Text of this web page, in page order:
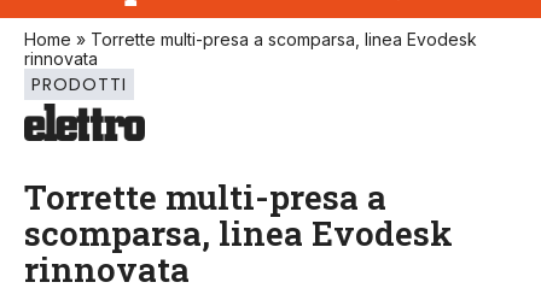
Home » Torrette multi-presa a scomparsa, linea Evodesk
rinnovata
PRODOTTI
Torrette multi-presa a
scomparsa, linea Evodesk
rinnovata